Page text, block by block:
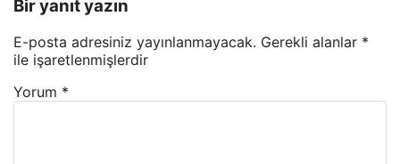
Bir yanıt yazın
E-posta adresiniz yayınlanmayacak. Gerekli alanlar *
ile işaretlenmişlerdir
Yorum *